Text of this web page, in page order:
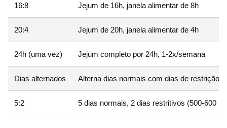
16:8 Jejum de 16h, janela alimentar de 8h
20:4 Jejum de 20h, janela alimentar de 4h
24h (uma vez) Jejum completo por 24h, 1-2x/semana
Dias alternados Alterna dias normais com dias de restrição
5:2 5 dias normais, 2 dias restritivos (500-600